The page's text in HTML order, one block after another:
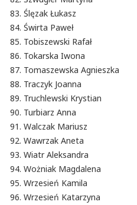
Ślęzak Łukasz
Świrta Paweł
Tobiszewski Rafał
Tokarska Iwona
Tomaszewska Agnieszka
Traczyk Joanna
Truchlewski Krystian
Turbiarz Anna
Walczak Mariusz
Wawrzak Aneta
Wiatr Aleksandra
Wożniak Magdalena
Wrzesień Kamila
Wrzesień Katarzyna